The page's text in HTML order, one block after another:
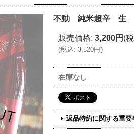
不動 純米超辛 生
販売価格: 3,200円 (
(税込: 3,520円)
在庫なし
返品特約に関する重要